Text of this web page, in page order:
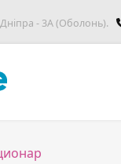
Дніпра - 3А (Оболонь).